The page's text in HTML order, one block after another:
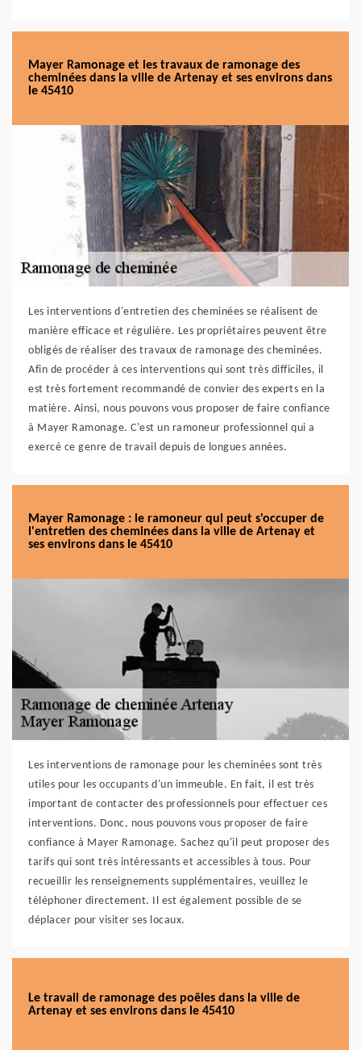
Mayer Ramonage et les travaux de ramonage des
cheminées dans la ville de Artenay et ses environs dans
le 45410
Les interventions d'entretien des cheminées se réalisent de
manière efficace et régulière. Les propriétaires peuvent être
obligés de réaliser des travaux de ramonage des cheminées.
Afin de procéder à ces interventions qui sont très difficiles, il
est très fortement recommandé de convier des experts en la
matière. Ainsi, nous pouvons vous proposer de faire confiance
à Mayer Ramonage. C'est un ramoneur professionnel qui a
exercé ce genre de travail depuis de longues années.
Mayer Ramonage : le ramoneur qui peut s'occuper de
l'entretien des cheminées dans la ville de Artenay et
ses environs dans le 45410
Les interventions de ramonage pour les cheminées sont très
utiles pour les occupants d'un immeuble. En fait, il est très
important de contacter des professionnels pour effectuer ces
interventions. Donc, nous pouvons vous proposer de faire
confiance à Mayer Ramonage. Sachez qu'il peut proposer des
tarifs qui sont très intéressants et accessibles à tous. Pour
recueillir les renseignements supplémentaires, veuillez le
téléphoner directement. Il est également possible de se
déplacer pour visiter ses locaux.
Le travail de ramonage des poêles dans la ville de
Artenay et ses environs dans le 45410